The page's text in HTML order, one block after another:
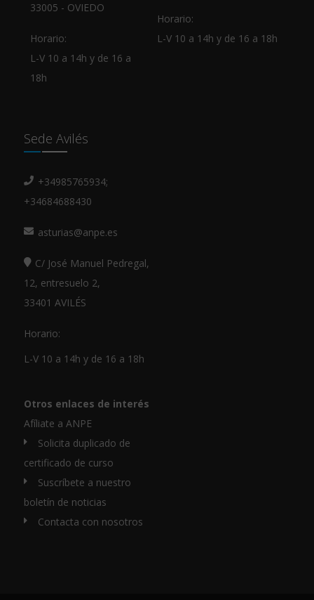
33005 - OVIEDO
Horario:
L-V 10 a 14h y de 16 a
18h
Horario:
L-V 10 a 14h y de 16 a 18h
Sede Avilés
+34985765934;
+34684688430
asturias@anpe.es
C/ José Manuel Pedregal,
12, entresuelo 2,
33401 AVILÉS
Horario:
L-V 10 a 14h y de 16 a 18h
Otros enlaces de interés
Afíliate a ANPE
Solicita duplicado de
certificado de curso
Suscríbete a nuestro
boletín de noticias
Contacta con nosotros